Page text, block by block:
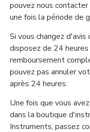
pouvez nous
une fois la période de
Si vous changez
disposez de 24
remboursement
pouvez pas annuler
après 24 heures.
Une fois que vous
dans la boutique
Instruments, passez